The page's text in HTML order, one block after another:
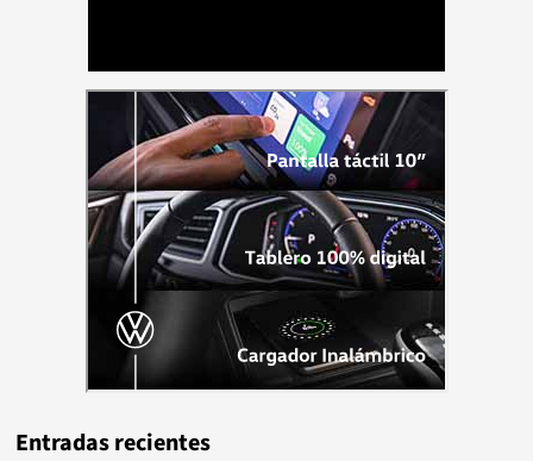
Entradas recientes